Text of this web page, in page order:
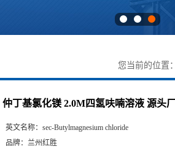
您当前的位置
仲丁基氯化镁 2.0M四氢呋喃溶液 源头
英文名称： sec-Butylmagnesium chloride
品牌： 兰州红胜